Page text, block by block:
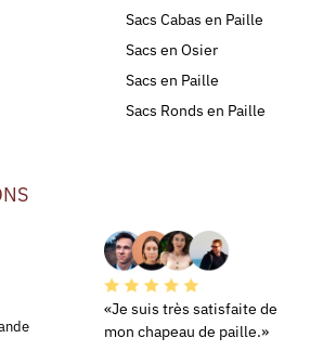
Sacs Cabas en Paille
Sacs en Osier
Sacs en Paille
Sacs Ronds en Paille
«Je suis très satisfaite de
mon chapeau de paille.»